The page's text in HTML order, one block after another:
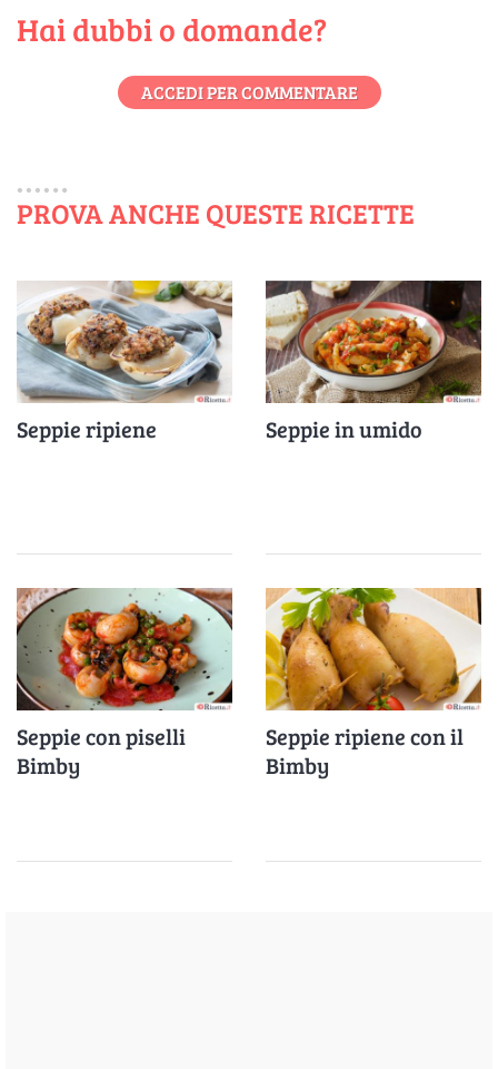
Hai dubbi o domande?
ACCEDI PER COMMENTARE
PROVA ANCHE QUESTE RICETTE
Seppie ripiene Seppie in umido
Seppie con piselli
Bimby
Seppie ripiene con il
Bimby